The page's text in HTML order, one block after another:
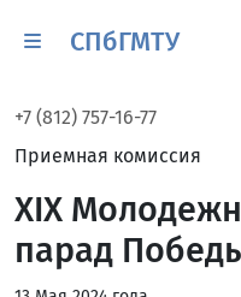
СПбГМТУ
+7 (812) 757-16-77
Приемная комиссия
XIX
парад